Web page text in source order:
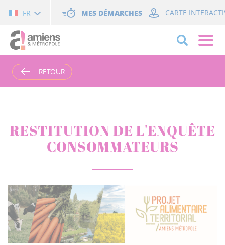
FR MES DÉMARCHES CARTE
RETOUR
RETOUR
RESTITUTION DE L'ENQUÊTE
CONSOMMATEURS